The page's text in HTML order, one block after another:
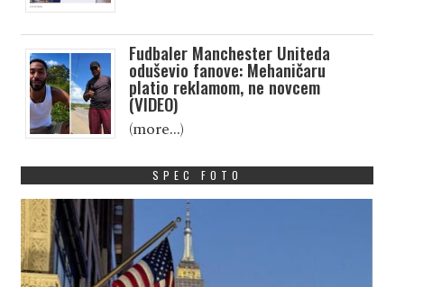
Fudbaler Manchester Uniteda
oduševio fanove: Mehaničaru
platio reklamom, ne novcem
(VIDEO)
(more…)
SPEC FOTO